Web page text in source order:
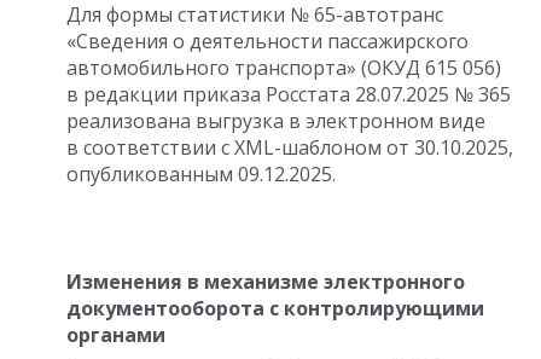
Для формы статистики № 65-автотранс
«Сведения о деятельности пассажирского
автомобильного транспорта» (ОКУД 615 056)
в редакции приказа Росстата 28.07.2025 № 365
реализована выгрузка в электронном виде
в соответствии с XML-шаблоном от 30.10.2025,
опубликованным 09.12.2025.
Изменения в механизме электронного
документооборота с контролирующими
органами